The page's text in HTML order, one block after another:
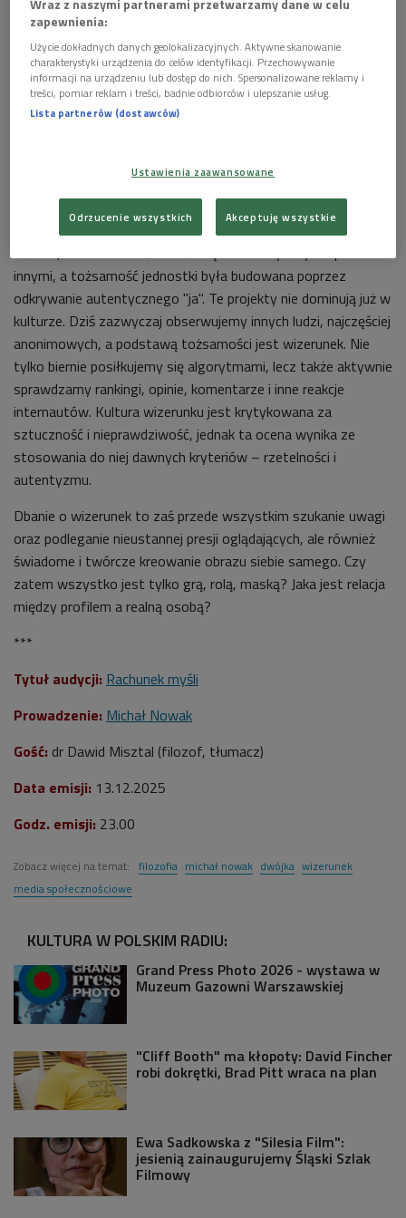
W audycji zastanawialiśmy się, jaka jest relacja między kreowanym w mediach
wizerunkiem a realną osobą. Zdj. ilustracyjne Foto: Shutterstock/Lalandrew
Posłuchaj audycji Rachunek myśli >>>
Dawno, dawno temu świat zachęcał do fizycznych spotkań z
innymi, a tożsamość jednostki była budowana poprzez
odkrywanie autentycznego "ja". Te projekty nie dominują już w
kulturze. Dziś zazwyczaj obserwujemy innych ludzi, najczęściej
anonimowych, a podstawą tożsamości jest wizerunek. Nie
tylko biernie posiłkujemy się algorytmami, lecz także aktywnie
sprawdzamy rankingi, opinie, komentarze i inne reakcje
internautów. Kultura wizerunku jest krytykowana za
sztuczność i nieprawdziwość, jednak ta ocena wynika ze
stosowania do niej dawnych kryteriów – rzetelności i
autentyzmu.
Dbanie o wizerunek to zaś przede wszystkim szukanie uwagi
oraz podleganie nieustannej presji oglądających, ale również
świadome i twórcze kreowanie obrazu siebie samego. Czy
zatem wszystko jest tylko grą, rolą, maską? Jaka jest relacja
między profilem a realną osobą?
***
Tytuł audycji: Rachunek myśli
Prowadzenie: Michał Nowak
Gość: dr Dawid Misztal (filozof, tłumacz)
Data emisji: 13.12.2025
Godz. emisji: 23.00
Zobacz więcej na temat: filozofia michał nowak dwójka wizerunek
media społecznościowe
KULTURA W POLSKIM RADIU:
Grand Press Photo 2026 - wystawa w
Muzeum Gazowni Warszawskiej
"Cliff Booth" ma kłopoty: David Fincher
robi dokrętki, Brad Pitt wraca na plan
Ewa Sadkowska z "Silesia Film":
jesienią zainaugurujemy Śląski Szlak
Filmowy
Wraz z naszymi partnerami przetwarzamy dane w celu
zapewnienia:
Użycie dokładnych danych geolokalizacyjnych. Aktywne skanowanie
charakterystyki urządzenia do celów identyfikacji. Przechowywanie
informacji na urządzeniu lub dostęp do nich. Spersonalizowane reklamy i
treści, pomiar reklam i treści, badnie odbiorców i ulepszanie usług.
Lista partnerów (dostawców)
Ustawienia zaawansowane
Odrzucenie wszystkich Akceptuję wszystkie